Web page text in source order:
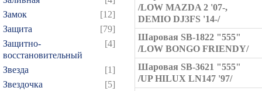
Замок
[12]
Защита
[79]
Защитно-
восстановительный
[4]
Звезда
[1]
Звездочка
[5]
/LOW MAZDA 2 '07-,
DEMIO DJ3FS '14-/
Шаровая SB-1822 "555"
/LOW BONGO FRIENDY/
Шаровая SB-3621 "555"
/UP HILUX LN147 '97/